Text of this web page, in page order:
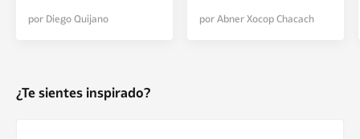
por Diego Quijano por Abner Xocop Chacach
¿Te sientes inspirado?